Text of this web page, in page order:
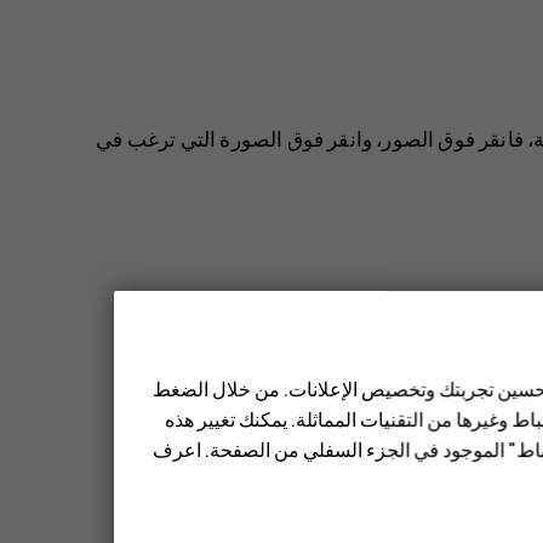
فانقر فوق الصور ، وانقر فوق الصورة التي ترغب في
الرسالة من لوحة الإشعارات. مرر لأسفل من أعلى
تحسين تجربتك وتخصيص الإعلانات. من خلال الضغط
وغيرها من التقنيات المماثلة. يمكنك تغيير هذه
الموجود في الجزء السفلي من الصفحة. اعرف